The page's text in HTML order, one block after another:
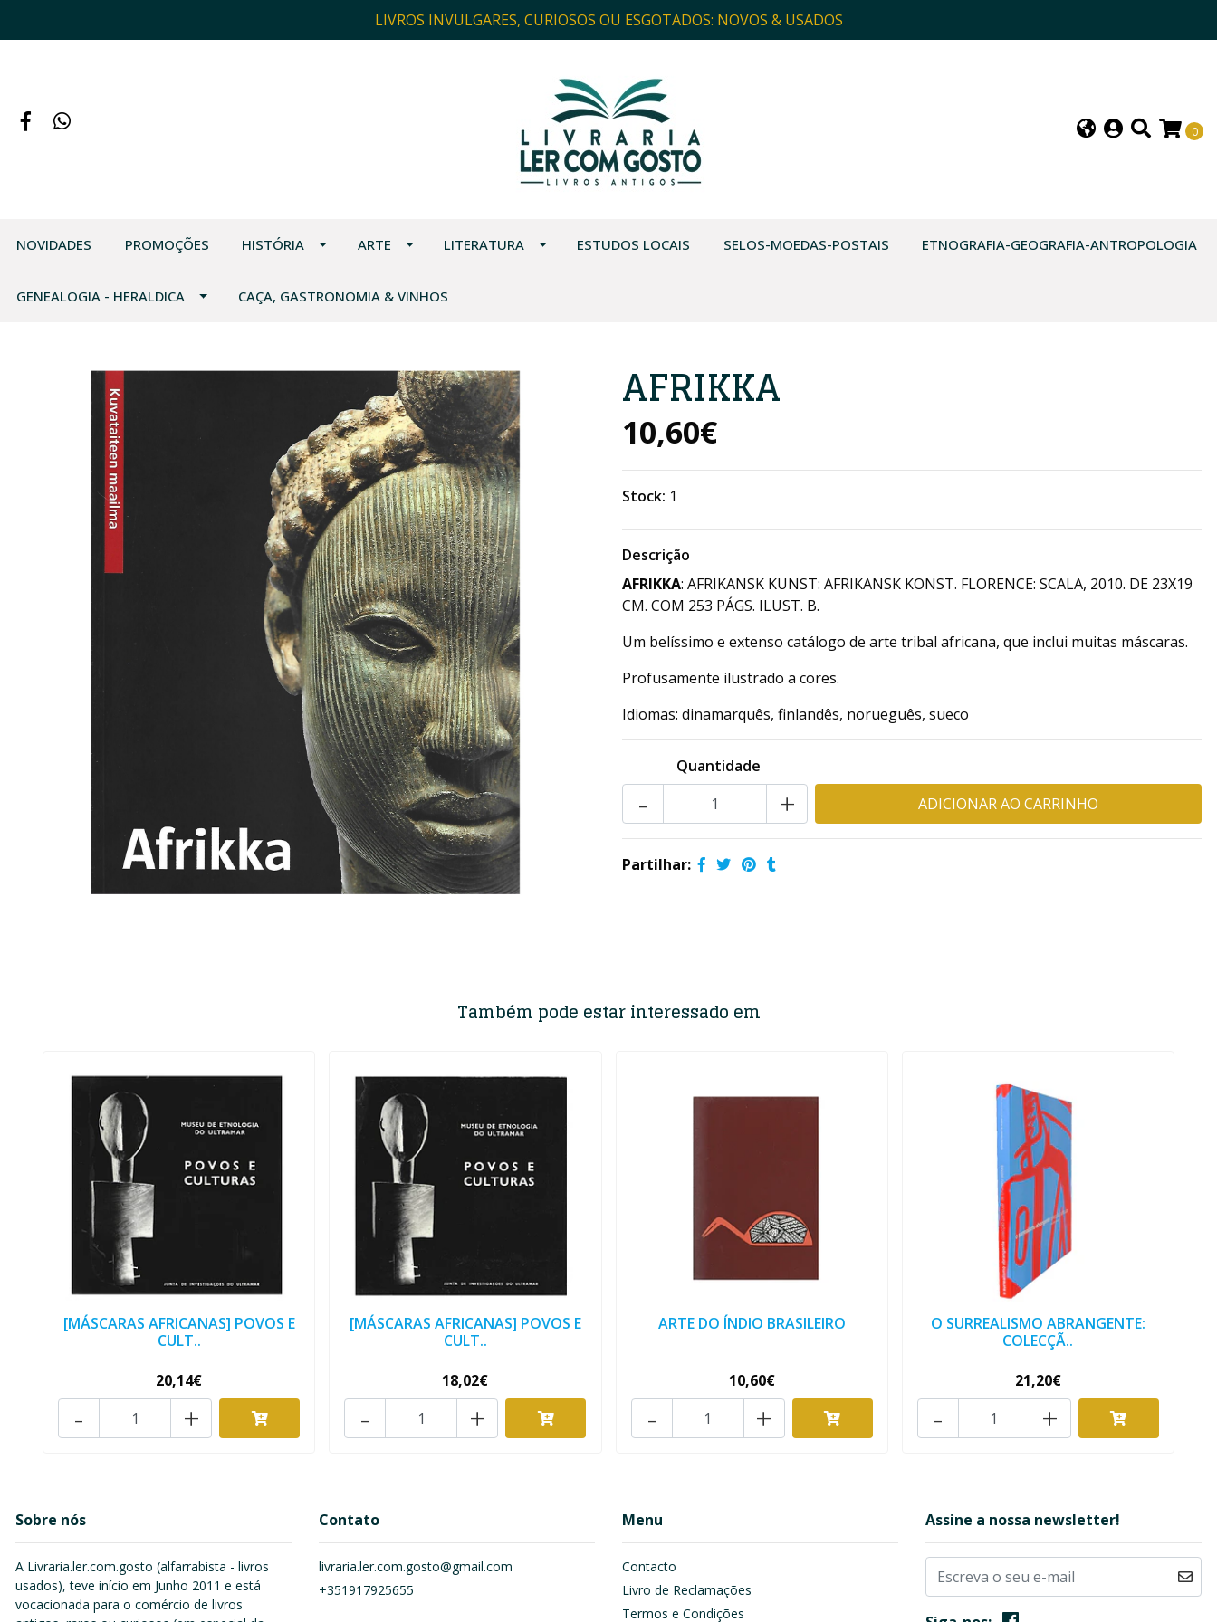
LIVROS INVULGARES, CURIOSOS OU ESGOTADOS: NOVOS & USADOS
0
NOVIDADES PROMOÇÕES HISTÓRIA ARTE LITERATURA ESTUDOS LOCAIS SELOS-MOEDAS-POSTAIS ETNOGRAFIA-GEOGRAFIA-ANTROPOLOGIA
GENEALOGIA - HERALDICA CAÇA, GASTRONOMIA & VINHOS
AFRIKKA
10,60€
Stock: 1
Descrição
AFRIKKA: AFRIKANSK KUNST: AFRIKANSK KONST. FLORENCE: SCALA, 2010. DE 23X19
CM. COM 253 PÁGS. ILUST. B.
Um belíssimo e extenso catálogo de arte tribal africana, que inclui muitas máscaras.
Profusamente ilustrado a cores.
Idiomas: dinamarquês, finlandês, norueguês, sueco
Quantidade
+
-
Partilhar:
Também pode estar interessado em
[MÁSCARAS AFRICANAS] POVOS E
CULT..
20,14€
+
-
[MÁSCARAS AFRICANAS] POVOS E
CULT..
18,02€
+
-
ARTE DO ÍNDIO BRASILEIRO
10,60€
+
-
O SURREALISMO ABRANGENTE:
COLECÇÃ..
21,20€
+
-
Sobre nós
A Livraria.ler.com.gosto (alfarrabista - livros
usados), teve início em Junho 2011 e está
vocacionada para o comércio de livros
Contato
livraria.ler.com.gosto@gmail.com
+351917925655
Menu
Contacto
Livro de Reclamações
Termos e Condições
Assine a nossa newsletter!